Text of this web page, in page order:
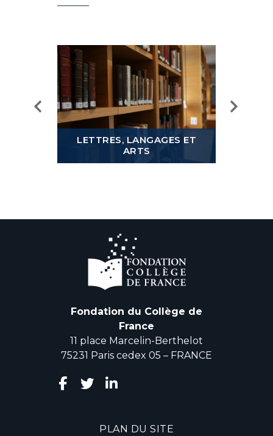
LETTRES, LANGAGES ET
ARTS
Fondation du Collège de
France
11 place Marcelin-Berthelot
75231 Paris cedex 05 – FRANCE
PLAN DU SITE